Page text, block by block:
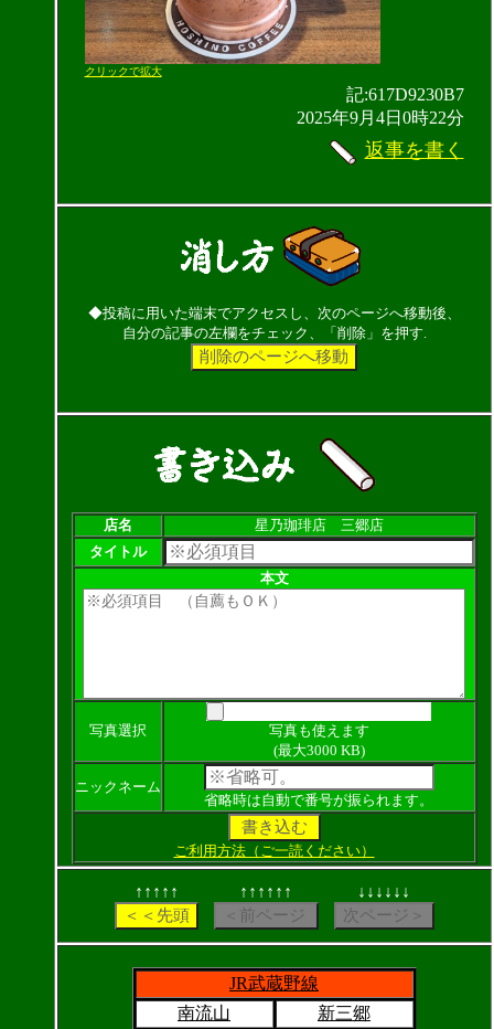
クリックで拡大
記:617D9230B7
2025年9月4日0時22分
返事を書く
◆投稿に用いた端末でアクセスし、次のページへ移動後、
自分の記事の左欄をチェック、「削除」を押す.
店名
星乃珈琲店 三郷店
タイトル
本文
写真選択
写真も使えます
(最大3000 KB)
ニックネーム
省略時は自動で番号が振られます。
ご利用方法（ご一読ください）
↑↑↑↑↑ ↑↑↑↑↑↑ ↓↓↓↓↓↓
JR武蔵野線
南流山
新三郷